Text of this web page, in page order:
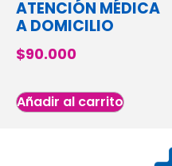
ATENCIÓN MÉDICA
A DOMICILIO
$90.000
Añadir al carrito